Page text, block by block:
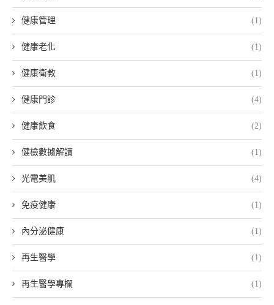
健康管理 (1)
健康老化 (1)
健康衛教 (1)
健康門診 (4)
健康飲食 (2)
健檢數據解讀 (1)
光電美肌 (4)
免疫健康 (1)
內分泌健康 (1)
再生醫學 (1)
再生醫學專欄 (1)